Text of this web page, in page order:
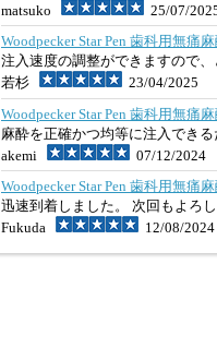
matsuko
25/07/
Woodpecker Star Pen 歯科用無痛
注入速度の調整ができますので
若杉
23/04/2025
Woodpecker Star Pen 歯科用無痛
麻酔を正確かつ均等に注入でき
akemi
07/12/2024
Woodpecker Star Pen 歯科用無痛
迅速到着しました。 次回もよろ
Fukuda
12/08/2024